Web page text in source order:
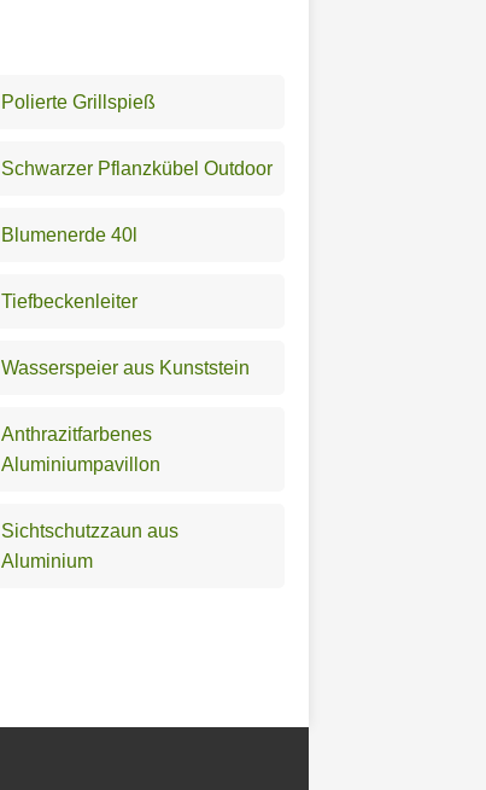
Polierte Grillspieß
Schwarzer Pflanzkübel Outdoor
Blumenerde 40l
Tiefbeckenleiter
Wasserspeier aus Kunststein
Anthrazitfarbenes
Aluminiumpavillon
Sichtschutzzaun aus
Aluminium